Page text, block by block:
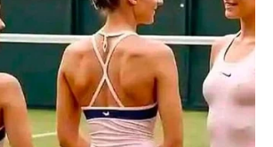
tonik
– posebno koristan tokom
je tijelu potrebna dodatna snaga i